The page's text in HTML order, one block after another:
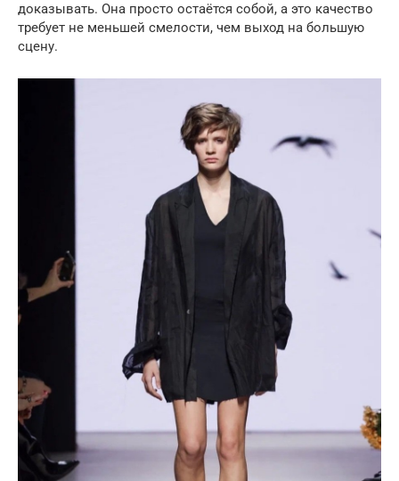
доказывать. Она просто остаётся собой, а это качество
требует не меньшей смелости, чем выход на большую
сцену.